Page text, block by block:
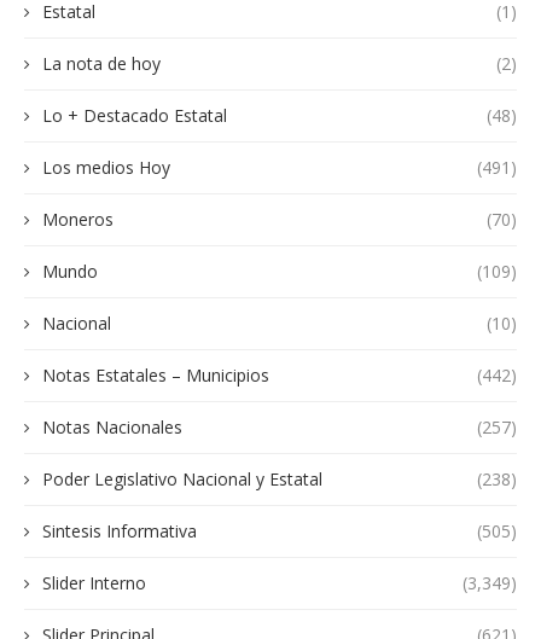
Estatal (1)
La nota de hoy (2)
Lo + Destacado Estatal (48)
Los medios Hoy (491)
Moneros (70)
Mundo (109)
Nacional (10)
Notas Estatales – Municipios (442)
Notas Nacionales (257)
Poder Legislativo Nacional y Estatal (238)
Sintesis Informativa (505)
Slider Interno (3,349)